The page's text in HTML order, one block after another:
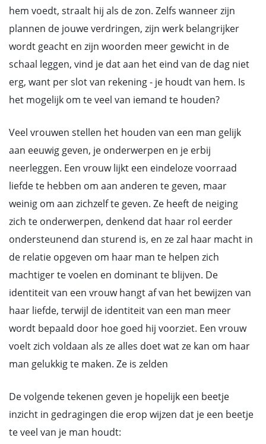
hem voedt, straalt hij als de zon. Zelfs wanneer zijn
plannen de jouwe verdringen, zijn werk belangrijker
wordt geacht en zijn woorden meer gewicht in de
schaal leggen, vind je dat aan het eind van de dag niet
erg, want per slot van rekening - je houdt van hem. Is
het mogelijk om te veel van iemand te houden?
Veel vrouwen stellen het houden van een man gelijk
aan eeuwig geven, je onderwerpen en je erbij
neerleggen. Een vrouw lijkt een eindeloze voorraad
liefde te hebben om aan anderen te geven, maar
weinig om aan zichzelf te geven. Ze heeft de neiging
zich te onderwerpen, denkend dat haar rol eerder
ondersteunend dan sturend is, en ze zal haar macht in
de relatie opgeven om haar man te helpen zich
machtiger te voelen en dominant te blijven. De
identiteit van een vrouw hangt af van het bewijzen van
haar liefde, terwijl de identiteit van een man meer
wordt bepaald door hoe goed hij voorziet. Een vrouw
voelt zich voldaan als ze alles doet wat ze kan om haar
man gelukkig te maken. Ze is zelden
De volgende tekenen geven je hopelijk een beetje
inzicht in gedragingen die erop wijzen dat je een beetje
te veel van je man houdt: